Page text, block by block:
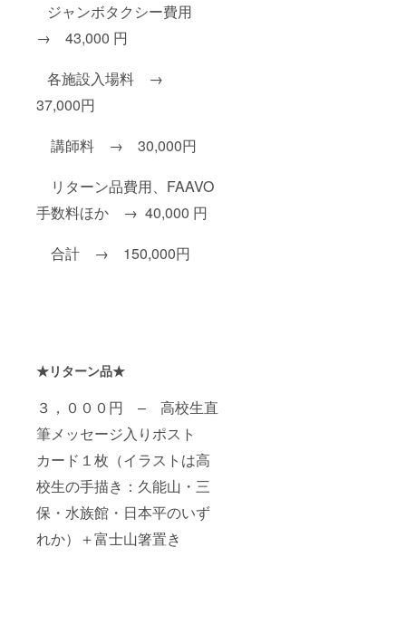
ジャンボタクシー費用
→ 43,000 円
各施設入場料 →
37,000円
講師料 → 30,000円
リターン品費用、FAAVO
手数料ほか → 40,000 円
合計 → 150,000円
★リターン品★
３，０００円 – 高校生直
筆メッセージ入りポスト
カード１枚（イラストは高
校生の手描き：久能山・三
保・水族館・日本平のいず
れか）＋富士山箸置き